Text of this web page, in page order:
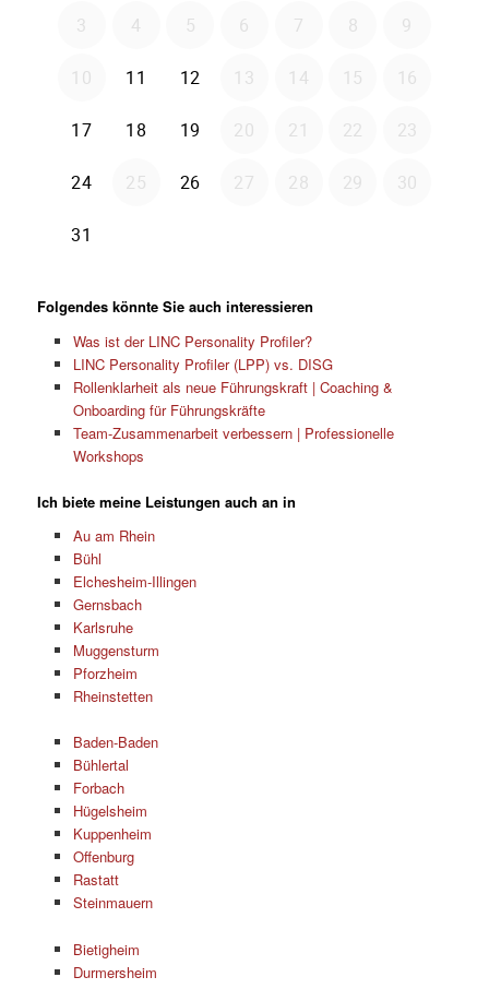
Folgendes könnte Sie auch interessieren
Was ist der LINC Personality Profiler?
LINC Personality Profiler (LPP) vs. DISG
Rollenklarheit als neue Führungskraft | Coaching &
Onboarding für Führungskräfte
Team-Zusammenarbeit verbessern | Professionelle
Workshops
Ich biete meine Leistungen auch an in
Au am Rhein
Bühl
Elchesheim-Illingen
Gernsbach
Karlsruhe
Muggensturm
Pforzheim
Rheinstetten
Baden-Baden
Bühlertal
Forbach
Hügelsheim
Kuppenheim
Offenburg
Rastatt
Steinmauern
Bietigheim
Durmersheim